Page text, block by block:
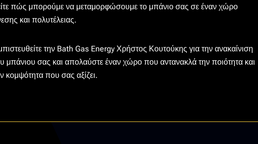
πώς μπορούμε να μεταμορφώσουμε το μπάνιο σας σε έναν χώρο
και πολυτέλειας.
την Bath Gas Energy Χρήστος Κουτούκης για την ανακαίνιση
μπάνιου σας και απολαύστε έναν χώρο που αντανακλά την ποιότητα και
κομψότητα που σας αξίζει.